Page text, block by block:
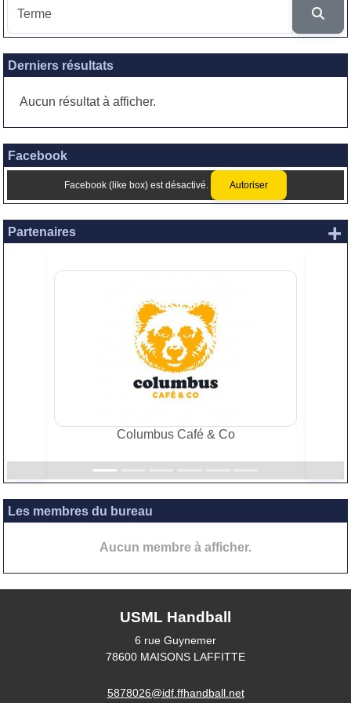
Derniers résultats
Aucun résultat à afficher.
Facebook
Facebook (like box) est désactivé. Autoriser
Partenaires
Columbus Café & Co
+
Les membres du bureau
Aucun membre à afficher.
USML Handball
6 rue Guynemer
78600 MAISONS LAFFITTE
5878026@idf.ffhandball.net